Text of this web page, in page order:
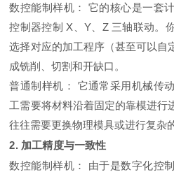
数控能制样机：
它的核心是一套
控制器控制 X、Y、Z 三轴联动。
选择对应的加工程序（甚至可以自
成铣削、切割和开缺口。
普通制样机：
它通常采用机械传
工需要将材料沿着固定的靠模进行
往往需要更换物理模具或进行复杂
2. 加工精度与一致性
数控能制样机：
由于是数字化控